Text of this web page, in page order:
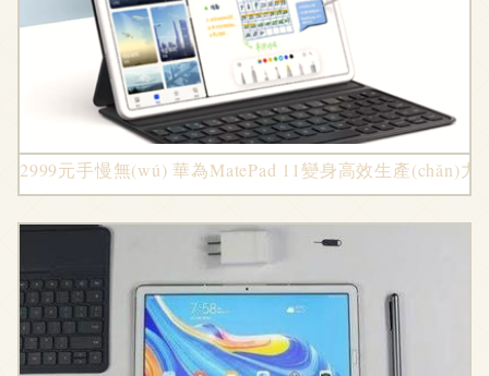
2999元手慢無(wú) 華為MatePad 11變身高效生產(chǎn)力